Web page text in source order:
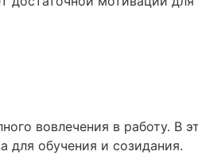
вовлечения в работу. В
для обучения и созидания.